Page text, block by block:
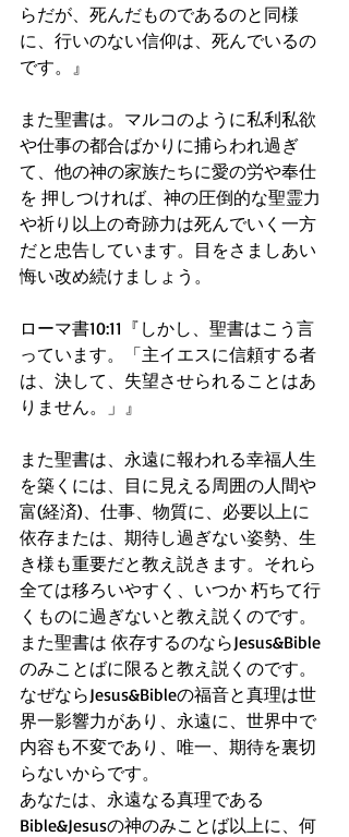
らだが、死んだものであるのと同様
に、行いのない信仰は、死んでいるの
です。』
また聖書は。マルコのように私利私欲
や仕事の都合ばかりに捕らわれ過ぎ
て、他の神の家族たちに愛の労や奉仕
を 押しつければ、神の圧倒的な聖霊力
や祈り以上の奇跡力は死んでいく一方
だと忠告しています。目をさましあい
悔い改め続けましょう。
ローマ書10:11『しかし、聖書はこう言
っています。「主イエスに信頼する者
は、決して、失望させられることはあ
りません。」』
また聖書は、永遠に報われる幸福人生
を築くには、目に見える周囲の人間や
富(経済)、仕事、物質に、必要以上に
依存または、期待し過ぎない姿勢、生
き様も重要だと教え説きます。それら
全ては移ろいやすく、いつか 朽ちて行
くものに過ぎないと教え説くのです。
また聖書は 依存するのならJesus&Bible
のみことばに限ると教え説くのです。
なぜならJesus&Bibleの福音と真理は世
界一影響力があり、永遠に、世界中で
内容も不変であり、唯一、期待を裏切
らないからです。
あなたは、永遠なる真理である
Bible&Jesusの神のみことば以上に、何